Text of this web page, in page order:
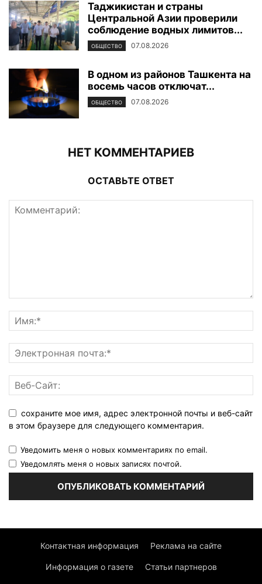
Таджикистан и страны
Центральной Азии проверили
соблюдение водных лимитов...
ОБЩЕСТВО 07.08.2026
В одном из районов Ташкента на
восемь часов отключат...
ОБЩЕСТВО 07.08.2026
НЕТ КОММЕНТАРИЕВ
ОСТАВЬТЕ ОТВЕТ
сохраните мое имя, адрес электронной почты и веб-сайт
в этом браузере для следующего комментария.
Уведомить меня о новых комментариях по email.
Уведомлять меня о новых записях почтой.
Контактная информация Реклама на сайте
Информация о газете Статьи партнеров